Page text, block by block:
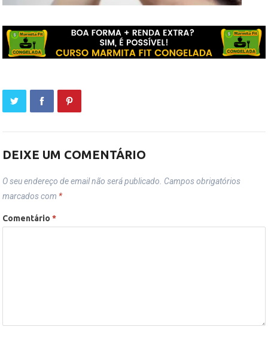
DEIXE UM COMENTÁRIO
O seu endereço de email não será publicado. Campos obrigatórios
marcados com *
Comentário*